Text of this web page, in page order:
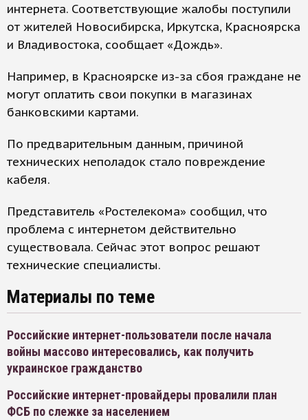
интернета. Соответствующие жалобы поступили
от жителей Новосибирска, Иркутска, Красноярска
и Владивостока, сообщает «Дождь».
Например, в Красноярске из-за сбоя граждане не
могут оплатить свои покупки в магазинах
банковскими картами.
По предварительным данным, причиной
технических неполадок стало повреждение
кабеля.
Представитель «Ростелекома» сообщил, что
проблема с интернетом действительно
существовала. Сейчас этот вопрос решают
технические специалисты.
Материалы по теме
Российские интернет-пользователи после начала
войны массово интересовались, как получить
украинское гражданство
Российские интернет-провайдеры провалили план
ФСБ по слежке за населением